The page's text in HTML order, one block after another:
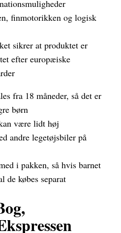
finmotorikken og logisk
sikrer at produktet er
efter europæiske
fra 18 måneder, så det er
børn
være lidt høj
andre legetøjsbiler på
i pakken, så hvis barnet
de købes separat